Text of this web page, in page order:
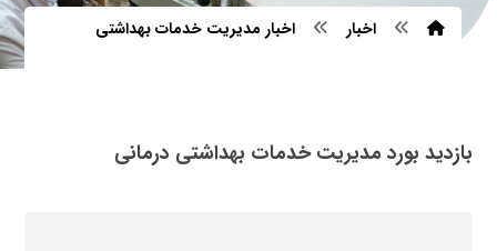
اخبار اخبار مدیریت خدمات بهداشتی
بازدید بورد مدیریت خدمات بهداشتی درمانی